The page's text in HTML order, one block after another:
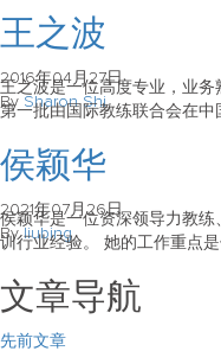
王之波
2016年04月27日
By Sharon Shi
王之波是一位高度专业，业
第一批由国际教练联合会在
侯颖华
2021年07月26日
Byliubing
侯颖华是一位资深领导力教
训行业经验。 她的工作重点
文章导航
先前文章